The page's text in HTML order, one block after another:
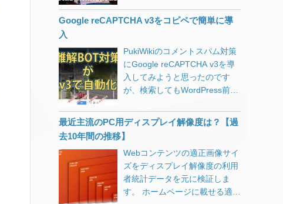
?>">
?>">
率で起動できます。 Photoshop
「その他」→「タスクバーにピ
ン留めをする」 タスクバーにで
きたアイコンをクリックする
「アプリウインドウごとに異な
る入力方式を設定する」は関係
なさそうなのでデフォルト（チ
ェックなし）に戻しておく スタ
にショートカットを作って試し
てみましたが、なぜかタスクバ
ーだけが起動確率が非常に高い
です。 もっと確実な方法があり
もしましたが症状変わらず。 以
が、こちらも変わらず。 net
stop usosvc net stop dosvc net
stop wuauserv net stop
cryptSvc net stop bits net stop
%systemroot%\SoftwareDistrib
ution SoftwareDistribution.old
%systemroot%\System32\catro
ot2 catroot2.old del
“%ALLUSERSPROFILE%\Micro
soft\Network\Downloader\qmgr.
クドアを仕掛けられる等、直接
ファイルを改竄されるわけでは
し悪用しようとする人からすれ
ば、本人だという証明付きで権
威ある人になりすましてメール
を送れるというのは、最高のソ
す。 私宛にトランプ大統領から
メールが来たところで（仮に本
人だったとしても）日本語以外
のメールは普段やりとりをして
いないので、迷惑メールと決め
つけて開封すらしないでしょ
う。 差出人がソフトバンクの孫
Google reCAPTCHA v3をコピペで簡単に導
入
PukiWikiのコメントスパム対策
にGoogle reCAPTCHA v3を導
入してみようと思ったのです
が、検索してもWordPress前提
的なソースコードを公開してお
きます。 プラグインをわざわざ
導入しないでもPHPで書かれた
システムであれば流用できま
す。 WordPress上のContact
Form 7に表示される
「reCAPTCHA v3バッジを非表
最近主流のPC用ディスプレイ解像度は？【過
去10年間の推移】
Webコンテンツの適正画像サイ
ズをディスプレイ解像度の利用
者統計データを元に検証しま
す。 ホームページに載せる適正